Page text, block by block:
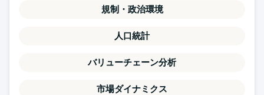
規制・政治環境
人口統計
バリューチェーン分析
市場ダイナミクス